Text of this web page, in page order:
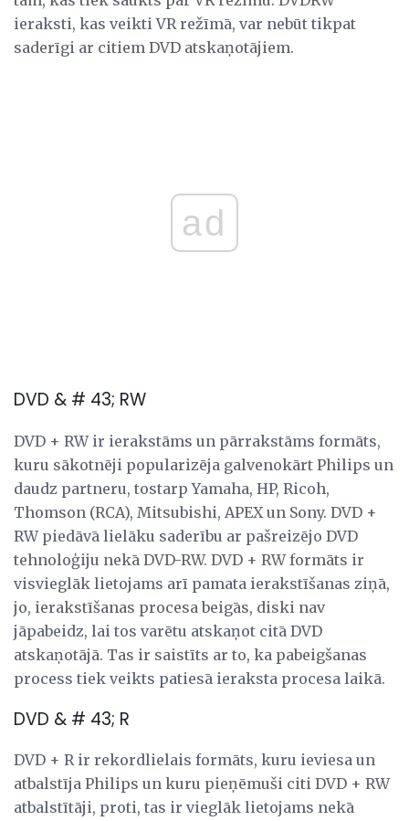
ieraksti, kas veikti VR režīmā, var nebūt tikpat
saderīgi ar citiem DVD atskaņotājiem.
ad
DVD & # 43; RW
DVD + RW ir ierakstāms un pārrakstāms formāts,
kuru sākotnēji popularizēja galvenokārt Philips un
daudz partneru, tostarp Yamaha, HP, Ricoh,
Thomson (RCA), Mitsubishi, APEX un Sony. DVD +
RW piedāvā lielāku saderību ar pašreizējo DVD
tehnoloģiju nekā DVD-RW. DVD + RW formāts ir
visvieglāk lietojams arī pamata ierakstīšanas ziņā,
jo, ierakstīšanas procesa beigās, diski nav
jāpabeidz, lai tos varētu atskaņot citā DVD
atskaņotājā. Tas ir saistīts ar to, ka pabeigšanas
process tiek veikts patiesā ieraksta procesa laikā.
DVD & # 43; R
DVD + R ir rekordlielais formāts, kuru ieviesa un
atbalstīja Philips un kuru pieņēmuši citi DVD + RW
atbalstītāji, proti, tas ir vieglāk lietojams nekā